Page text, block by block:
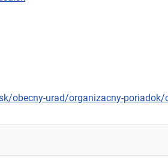
obecny-urad/organizacny-poriadok/